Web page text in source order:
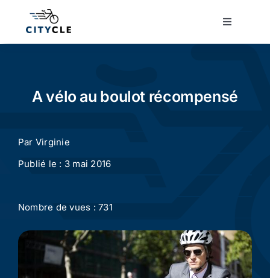
Toggle
Cyclisme urbain
Conseils
Actualité
A vélo au boulot récompensé
Par Virginie
Publié le : 3 mai 2016
Nombre de vues : 731